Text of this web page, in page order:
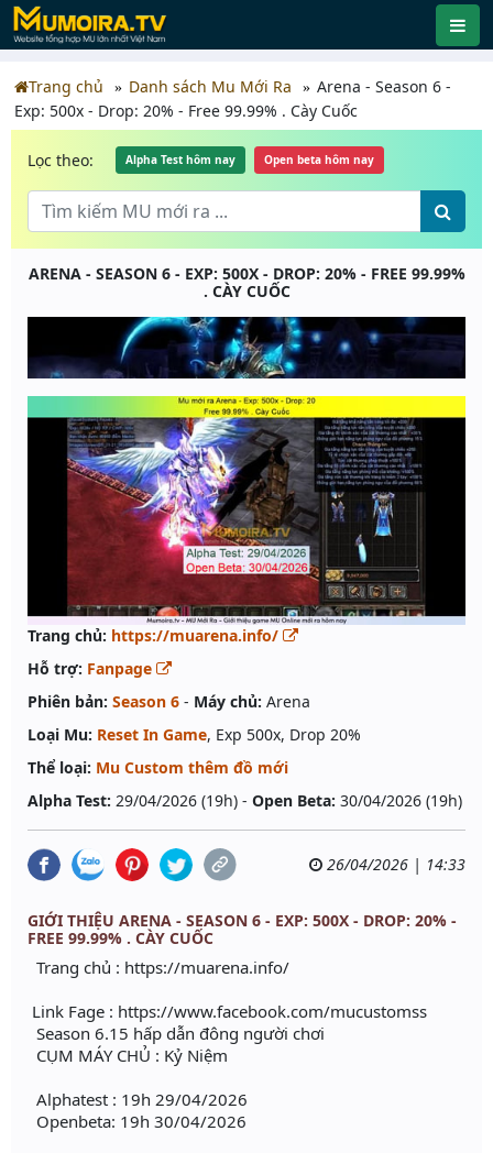
Trang chủ Danh sách Mu Mới Ra
Arena - Season 6 -
Exp: 500x - Drop: 20% - Free 99.99% . Cày Cuốc
Lọc theo: Alpha Test hôm nay Open beta hôm nay
ARENA - SEASON 6 - EXP: 500X - DROP: 20% - FREE 99.99%
. CÀY CUỐC
Trang chủ: https://muarena.info/
Hỗ trợ: Fanpage
Phiên bản: Season 6 - Máy chủ: Arena
Loại Mu: Reset In Game, Exp 500x, Drop 20%
Thể loại: Mu Custom thêm đồ mới
Alpha Test: 29/04/2026 (19h) - Open Beta: 30/04/2026 (19h)
26/04/2026 | 14:33
GIỚI THIỆU ARENA - SEASON 6 - EXP: 500X - DROP: 20% -
FREE 99.99% . CÀY CUỐC
Trang chủ : https://muarena.info/
Link Fage : https://www.facebook.com/mucustomss
Season 6.15 hấp dẫn đông người chơi
CỤM MÁY CHỦ : Kỷ Niệm
Alphatest : 19h 29/04/2026
Openbeta: 19h 30/04/2026